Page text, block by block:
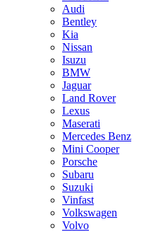
Audi
Bentley
Kia
Nissan
Isuzu
BMW
Jaguar
Land Rover
Lexus
Maserati
Mercedes Benz
Mini Cooper
Porsche
Subaru
Suzuki
Vinfast
Volkswagen
Volvo